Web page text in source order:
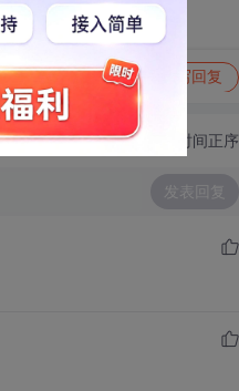
写回复
切换为时间正序
发表回复